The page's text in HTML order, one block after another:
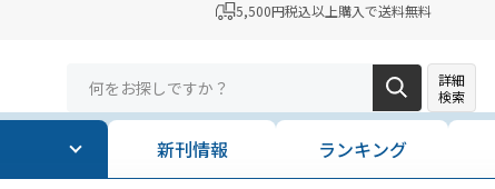
5,500円税込以上購入で送料無料
詳細
検索
新刊情報 ランキング